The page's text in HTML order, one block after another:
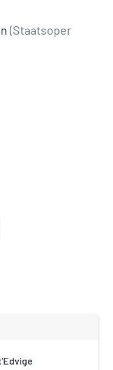
(Staatsoper